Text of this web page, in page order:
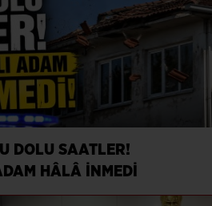
DOLU SAATLER!
HÂLÂ İNMEDİ